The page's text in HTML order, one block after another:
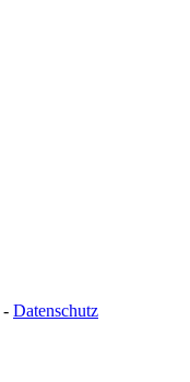
- Datenschutz